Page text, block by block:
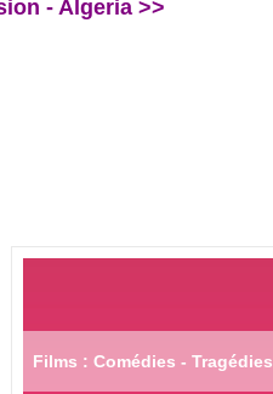
- Algeria >>
Films : Comédies - Tragédies